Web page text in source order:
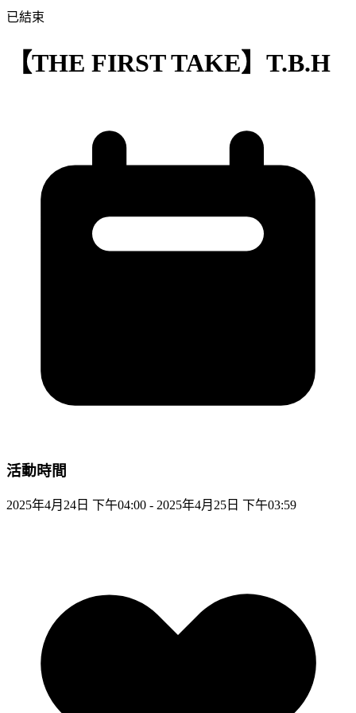
已結束
【THE FIRST TAKE】T.B.H
活動時間
2025年4月24日 下午04:00 - 2025年4月25日 下午03:59